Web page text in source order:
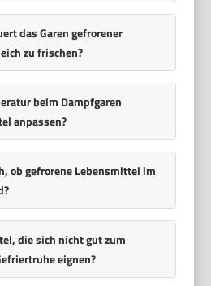
das Garen gefrorener
zu frischen?
beim Dampfgaren
anpassen?
ob gefrorene Lebensmittel im
die sich nicht gut zum
eignen?